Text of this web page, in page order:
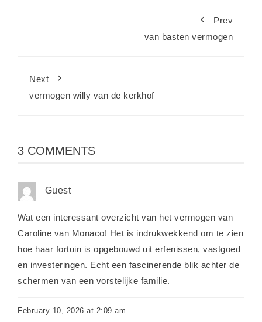
Prev
van basten vermogen
Next
vermogen willy van de kerkhof
3 COMMENTS
Guest
Wat een interessant overzicht van het vermogen van
Caroline van Monaco! Het is indrukwekkend om te zien
hoe haar fortuin is opgebouwd uit erfenissen, vastgoed
en investeringen. Echt een fascinerende blik achter de
schermen van een vorstelijke familie.
February 10, 2026 at 2:09 am